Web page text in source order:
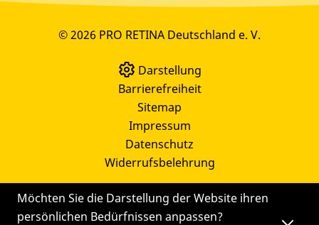
Möchten Sie die Darstellung der Website ihren
persönlichen Bedürfnissen anpassen?
© 2026 PRO RETINA Deutschland e. V.
Darstellung
Barrierefreiheit
Sitemap
Impressum
Datenschutz
Widerrufsbelehrung